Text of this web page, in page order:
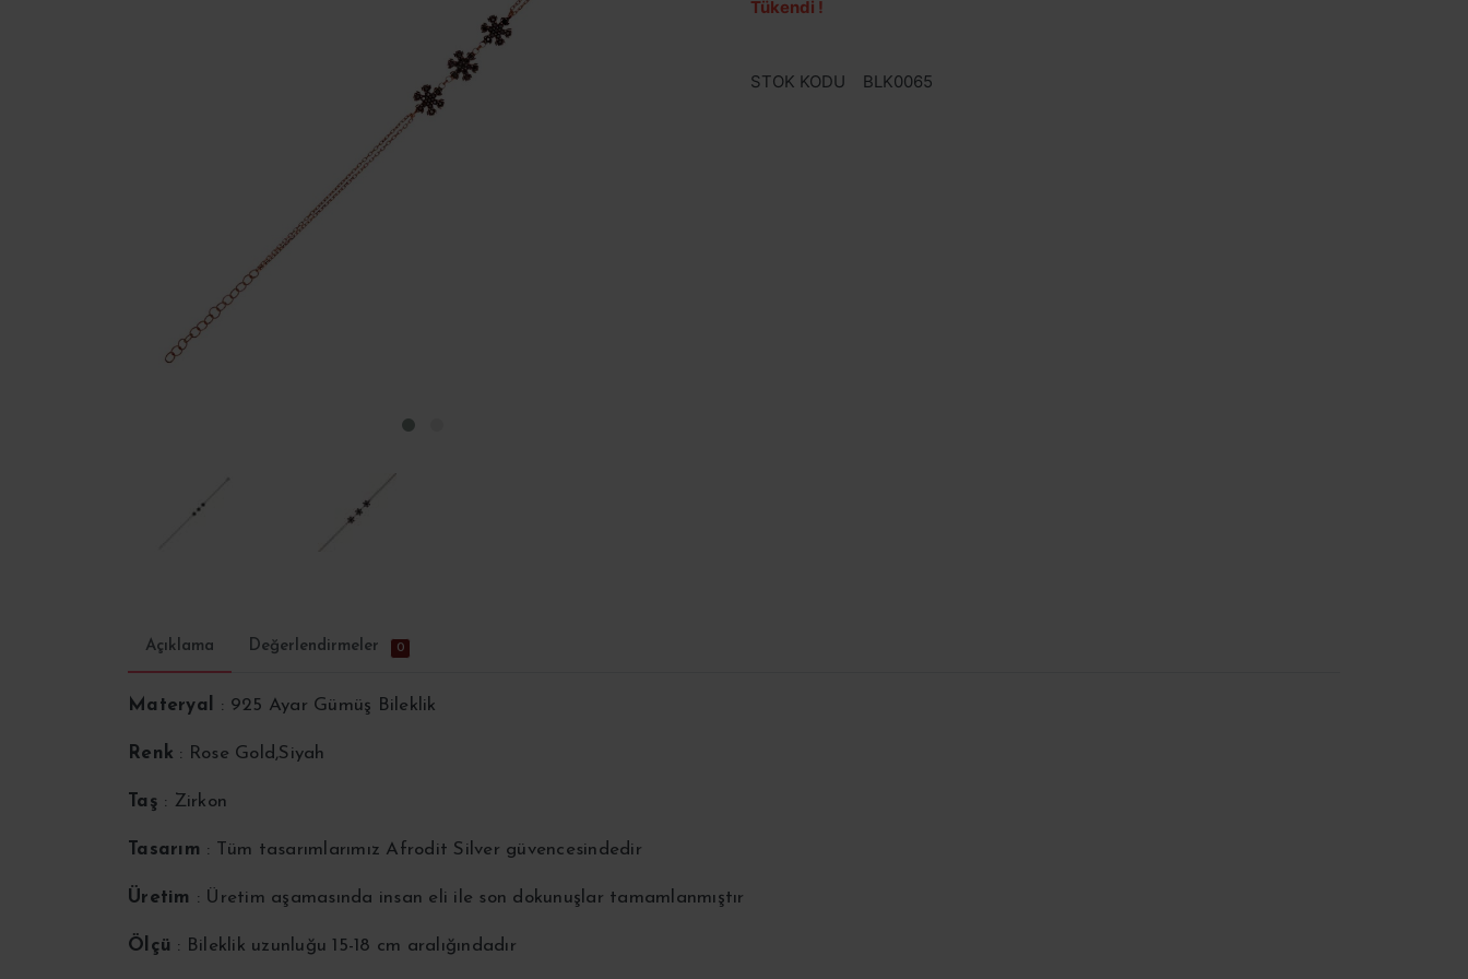
Tükendi !
STOK KODU BLK0065
Açıklama Değerlendirmeler 0
Materyal : 925 Ayar Gümüş Bileklik
Renk : Rose Gold,Siyah
Taş : Zirkon
Tasarım : Tüm tasarımlarımız Afrodit Silver güvencesindedir
Üretim : Üretim aşamasında insan eli ile son dokunuşlar tamamlanmıştır
Ölçü : Bileklik uzunluğu 15-18 cm aralığındadır